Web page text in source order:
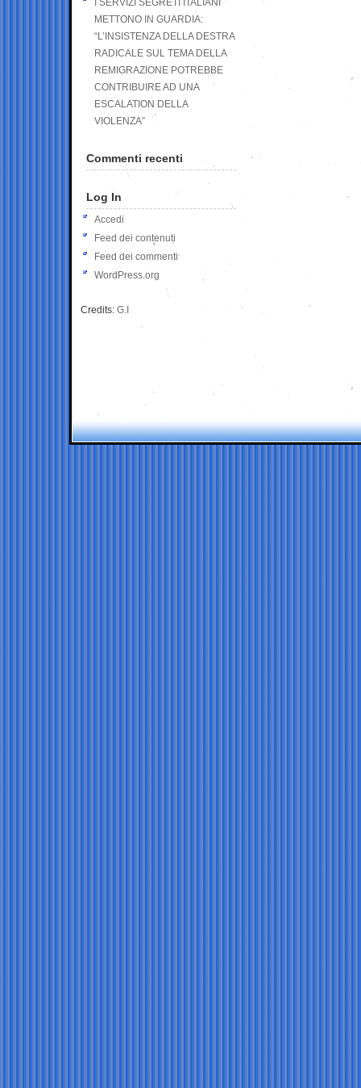
I SERVIZI SEGRETI ITALIANI
METTONO IN GUARDIA:
“L’INSISTENZA DELLA DESTRA
RADICALE SUL TEMA DELLA
REMIGRAZIONE POTREBBE
CONTRIBUIRE AD UNA
ESCALATION DELLA
VIOLENZA”
Commenti recenti
Log In
Accedi
Feed dei contenuti
Feed dei commenti
WordPress.org
Credits: G.I